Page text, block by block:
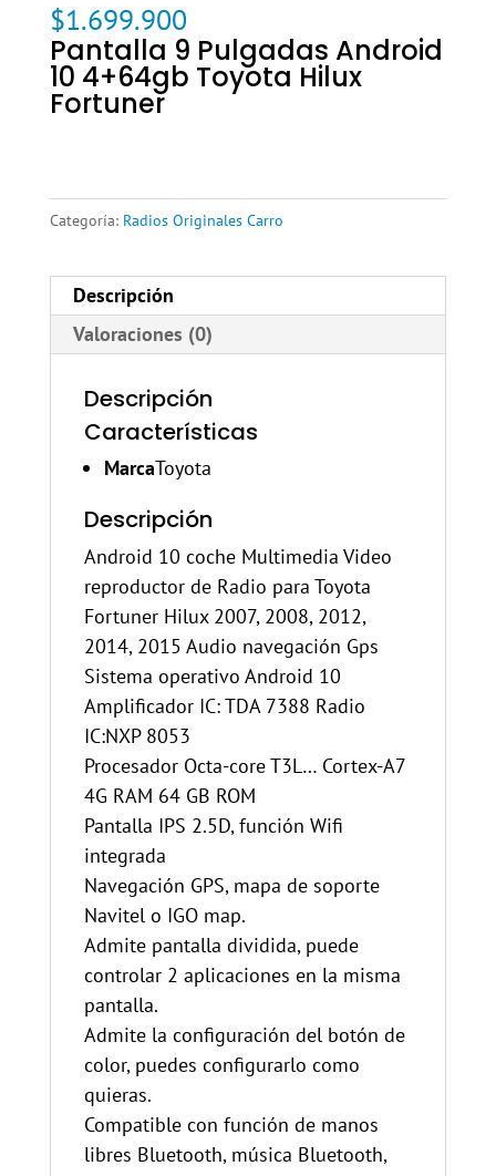
$1.699.900
Pantalla 9 Pulgadas Android
10 4+64gb Toyota Hilux
Fortuner
Categoría: Radios Originales Carro
Descripción
Valoraciones (0)
Descripción
Características
MarcaToyota
Descripción
Android 10 coche Multimedia Video
reproductor de Radio para Toyota
Fortuner Hilux 2007, 2008, 2012,
2014, 2015 Audio navegación Gps
Sistema operativo Android 10
Amplificador IC: TDA 7388 Radio
IC:NXP 8053
Procesador Octa-core T3L… Cortex-A7
4G RAM 64 GB ROM
Pantalla IPS 2.5D, función Wifi
integrada
Navegación GPS, mapa de soporte
Navitel o IGO map.
Admite pantalla dividida, puede
controlar 2 aplicaciones en la misma
pantalla.
Admite la configuración del botón de
color, puedes configurarlo como
quieras.
Compatible con función de manos
libres Bluetooth, música Bluetooth,